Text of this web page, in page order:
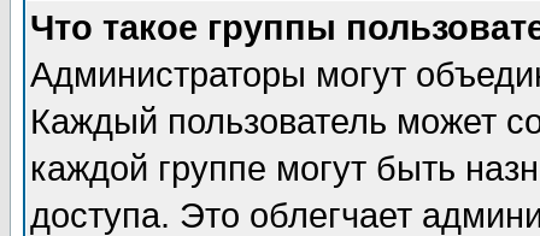
Что такое группы
Администраторы могут
Каждый пользователь может
каждой группе могут быть
доступа. Это облегчает